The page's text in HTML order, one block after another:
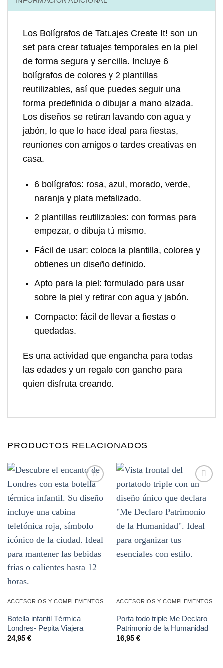
Los Bolígrafos de Tatuajes Create It! son un
set para crear tatuajes temporales en la piel
de forma segura y sencilla. Incluye 6
bolígrafos de colores y 2 plantillas
reutilizables, así que puedes seguir una
forma predefinida o dibujar a mano alzada.
Los diseños se retiran lavando con agua y
jabón, lo que lo hace ideal para fiestas,
reuniones con amigos o tardes creativas en
casa.
6 bolígrafos: rosa, azul, morado, verde,
naranja y plata metalizado.
2 plantillas reutilizables: con formas para
empezar, o dibuja tú mismo.
Fácil de usar: coloca la plantilla, colorea y
obtienes un diseño definido.
Apto para la piel : formulado para usar
sobre la piel y retirar con agua y jabón.
Compacto: fácil de llevar a fiestas o
quedadas.
Es una actividad que engancha para todas
las edades y un regalo con gancho para
quien disfruta creando.
PRODUCTOS RELACIONADOS
a la
ACCESORIOS Y COMPLEMENTOS
Botella infantil Térmica
Londres- Pepita Viajera
24,95 €
a la
deseos
ACCESORIOS Y COMPLEMENTOS
Porta todo triple Me Declaro
Patrimonio de la Humanidad
16,95 €